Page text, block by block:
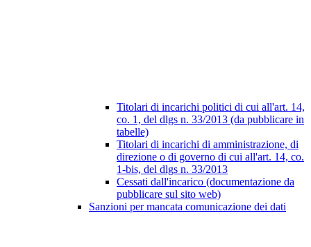
Titolari di incarichi politici di cui all'art. 14,
co. 1, del dlgs n. 33/2013 (da pubblicare in
tabelle)
Titolari di incarichi di amministrazione, di
direzione o di governo di cui all'art. 14, co.
1-bis, del dlgs n. 33/2013
Cessati dall'incarico (documentazione da
pubblicare sul sito web)
Sanzioni per mancata comunicazione dei dati